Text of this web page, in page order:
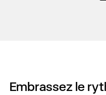
Embrassez le